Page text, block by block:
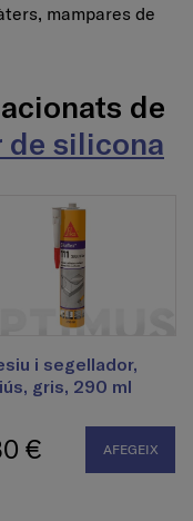
mampares de
de
de silicona
i segellador,
gris, 290 ml
€ AFEGEIX